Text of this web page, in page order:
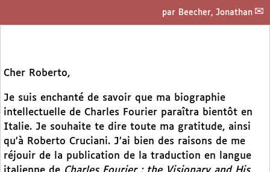
par Beecher, Jonathan
Cher Roberto,
Je suis enchanté de savoir que ma biographie
intellectuelle de Charles Fourier paraîtra bientôt en
Italie. Je souhaite te dire toute ma gratitude, ainsi
qu’à Roberto Cruciani. J’ai bien des raisons de me
réjouir de la publication de la traduction en langue